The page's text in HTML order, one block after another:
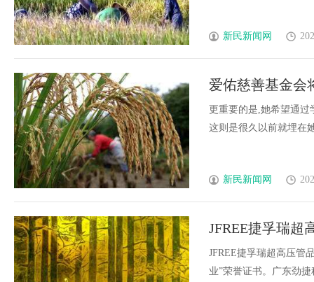
新民新闻网
爱佑慈善基金会
益力量
更重要的是,她希望通
这则是很久以前就埋在
新民新闻网
JFREE捷孚瑞超
业”荣誉证书
JFREE捷孚瑞超高压管
业”荣誉证书。广东劲